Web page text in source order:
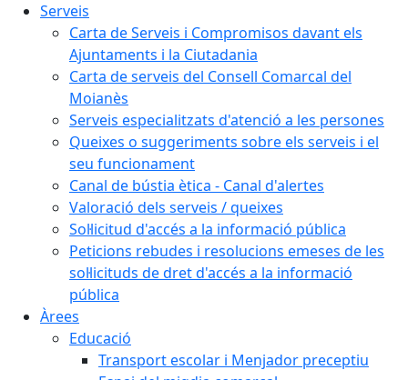
Serveis
Carta de Serveis i Compromisos davant els
Ajuntaments i la Ciutadania
Carta de serveis del Consell Comarcal del
Moianès
Serveis especialitzats d'atenció a les persones
Queixes o suggeriments sobre els serveis i el
seu funcionament
Canal de bústia ètica - Canal d'alertes
Valoració dels serveis / queixes
Sol·licitud d'accés a la informació pública
Peticions rebudes i resolucions emeses de les
sol·licituds de dret d'accés a la informació
pública
Àrees
Educació
Transport escolar i Menjador preceptiu